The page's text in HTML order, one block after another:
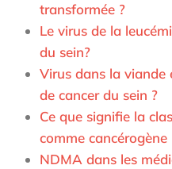
transformée ?
Le virus de la
du sein?
Virus dans la viande
de cancer du sein ?
Ce que signifie la
comme cancérogène
NDMA dans les